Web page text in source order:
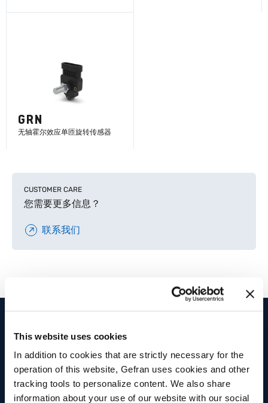
This website uses cookies
In addition to cookies that are strictly necessary for the
operation of this website, Gefran uses cookies and other
tracking tools to personalize content. We also share
information about your use of our website with our social
GRN
无轴霍尔效应单匝旋转传感器
了解更多
CUSTOMER CARE
您需要更多信息？
联系我们
产品和解决方案
位移传感器
压力传感器 福利